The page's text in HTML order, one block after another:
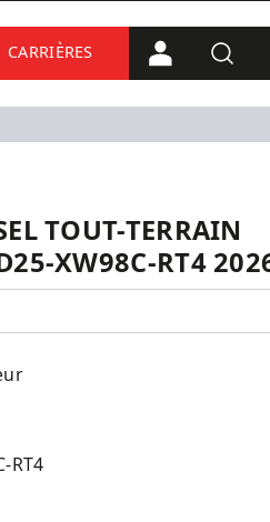
CARRIÈRES CONNEXION
TOUT-TERRAIN
XW98C-RT4
RT4